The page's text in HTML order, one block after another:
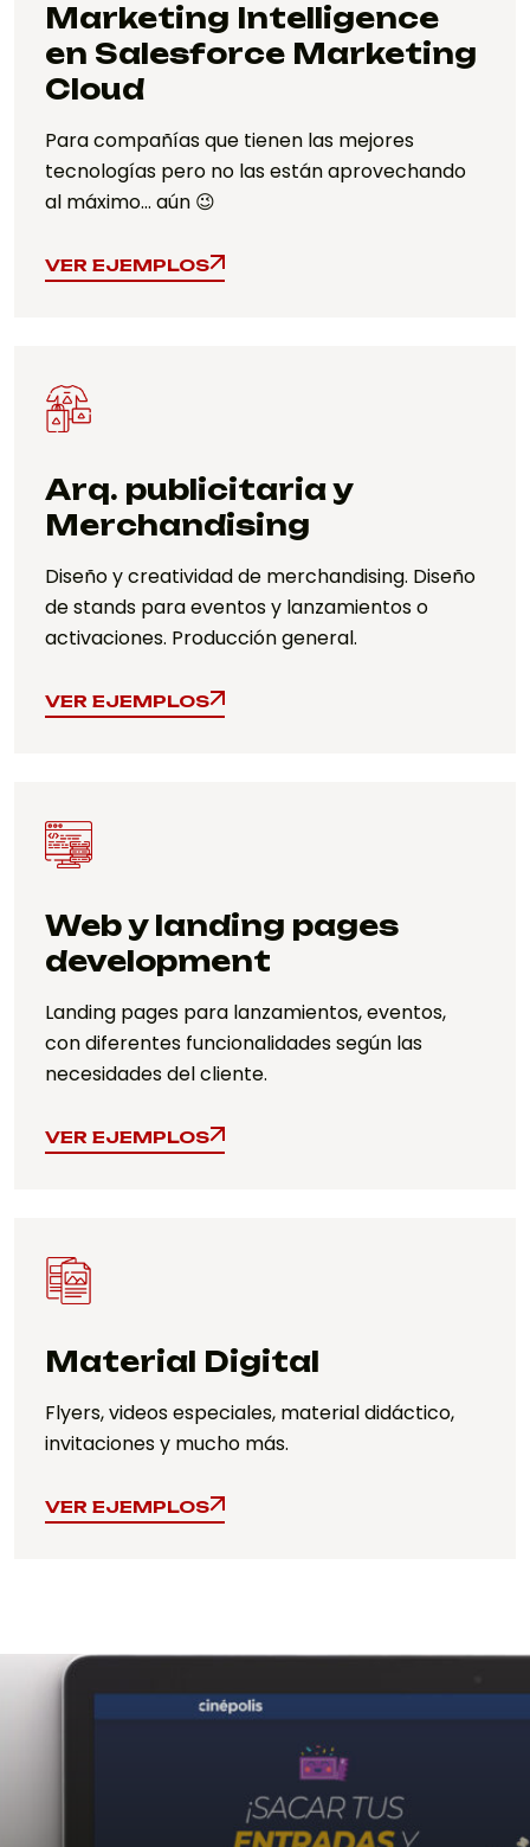
Marketing Intelligence
en Salesforce Marketing
Cloud
Para compañías que tienen las mejores
tecnologías pero no las están aprovechando
al máximo… aún 😉
VER EJEMPLOS
VER EJEMPLOS
Arq. publicitaria y
Merchandising
Diseño y creatividad de merchandising. Diseño
de stands para eventos y lanzamientos o
activaciones. Producción general.
VER EJEMPLOS
VER EJEMPLOS
Web y landing pages
development
Landing pages para lanzamientos, eventos,
con diferentes funcionalidades según las
necesidades del cliente.
VER EJEMPLOS
VER EJEMPLOS
Material Digital
Flyers, videos especiales, material didáctico,
invitaciones y mucho más.
VER EJEMPLOS
VER EJEMPLOS